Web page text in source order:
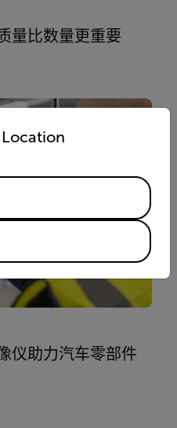
量比数量更重要
仪助力汽车零部件
language from the